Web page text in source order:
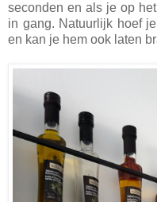
seconden en als je op
in gang. Natuurlijk hoef
en kan je hem ook laten